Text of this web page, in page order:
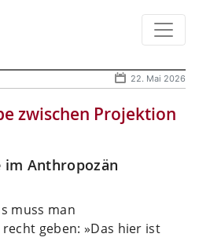
22. Mai 2026
zwischen Projektion
im Anthropozän
muss man
geben: »Das hier ist